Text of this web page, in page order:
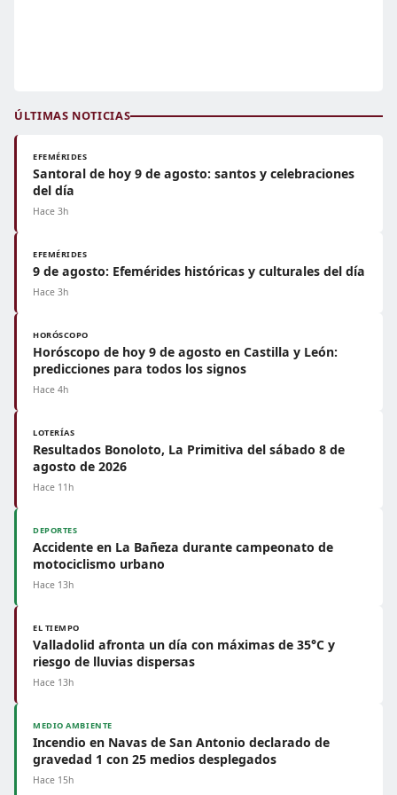
ÚLTIMAS NOTICIAS
EFEMÉRIDES
Santoral de hoy 9 de agosto: santos y celebraciones
del día
Hace 3h
EFEMÉRIDES
9 de agosto: Efemérides históricas y culturales del día
Hace 3h
HORÓSCOPO
Horóscopo de hoy 9 de agosto en Castilla y León:
predicciones para todos los signos
Hace 4h
LOTERÍAS
Resultados Bonoloto, La Primitiva del sábado 8 de
agosto de 2026
Hace 11h
DEPORTES
Accidente en La Bañeza durante campeonato de
motociclismo urbano
Hace 13h
EL TIEMPO
Valladolid afronta un día con máximas de 35°C y
riesgo de lluvias dispersas
Hace 13h
MEDIO AMBIENTE
Incendio en Navas de San Antonio declarado de
gravedad 1 con 25 medios desplegados
Hace 15h